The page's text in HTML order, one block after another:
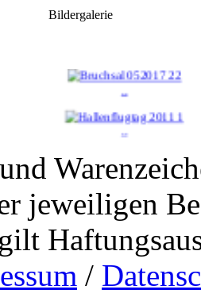
Bildergalerie
..
..
..
..
..
..
jeweiligen
/